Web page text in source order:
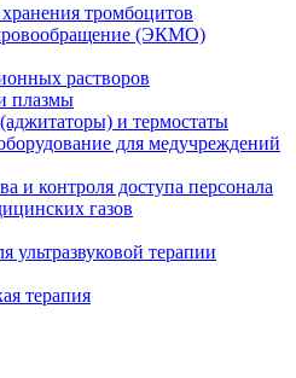
тромбоцитов
(ЭКМО)
растворов
плазмы
и термостаты
для медучреждений
и контроля доступа персонала
газов
ультразвуковой терапии
терапия